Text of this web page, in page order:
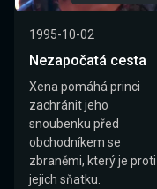
1995-10-02
Nezapočatá cesta
Xena pomáhá princi
zachránit jeho
snoubenku před
obchodníkem se
zbraněmi, který je proti
jejich sňatku.